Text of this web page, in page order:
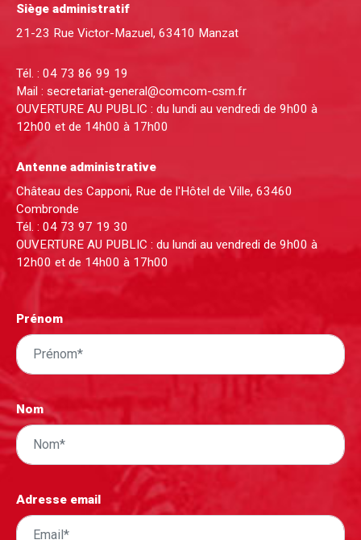
Siège administratif
21-23 Rue Victor-Mazuel, 63410 Manzat
Tél. : 04 73 86 99 19
Mail : secretariat-general@comcom-csm.fr
OUVERTURE AU PUBLIC : du lundi au vendredi de 9h00 à
12h00 et de 14h00 à 17h00
Antenne administrative
Château des Capponi, Rue de l'Hôtel de Ville, 63460
Combronde
Tél. : 04 73 97 19 30
OUVERTURE AU PUBLIC : du lundi au vendredi de 9h00 à
12h00 et de 14h00 à 17h00
Prénom
Nom
Adresse email